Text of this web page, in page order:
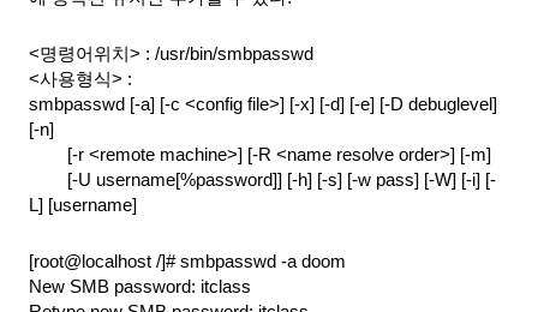
<명령어위치> : /usr/bin/smbpasswd
<사용형식> :
smbpasswd [-a] [-c <config file>] [-x] [-d] [-e] [-D debuglevel]
[-n]
[-r <remote machine>] [-R <name resolve order>] [-m]
[-U username[%password]] [-h] [-s] [-w pass] [-W] [-i] [-
L] [username]
[root@localhost /]# smbpasswd -a doom
New SMB password: itclass